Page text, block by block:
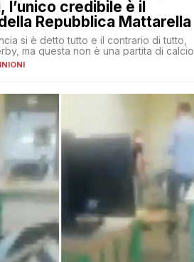
l’unico credibile è il
Repubblica Mattarella
si è detto tutto e il contrario di tutto,
ma questa non è una partita di calcio